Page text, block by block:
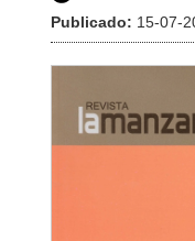
Publicado: 15-07-